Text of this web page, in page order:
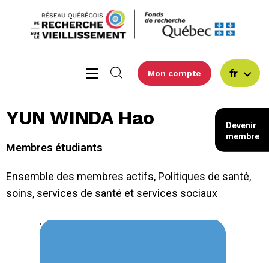
Mon compte fr
YUN WINDA Hao
Membres étudiants
Ensemble des membres actifs, Politiques de santé,
soins, services de santé et services sociaux
Devenir
membre